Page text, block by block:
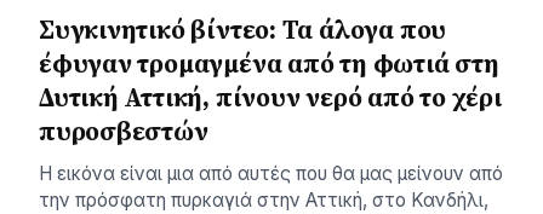
Συγκινητικό βίντεο: Τα άλογα που
έφυγαν τρομαγμένα από τη φωτιά στη
Δυτική Αττική, πίνουν νερό από το χέρι
πυροσβεστών
Η εικόνα είναι μια από αυτές που θα μας μείνουν από
την πρόσφατη πυρκαγιά στην Αττική, στο Κανδήλι,